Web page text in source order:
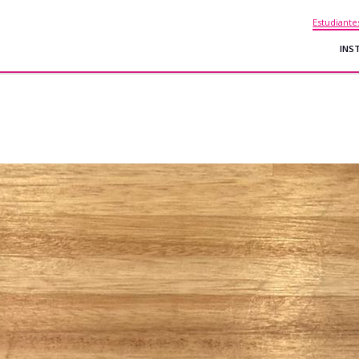
del grabado al
en el vidrio (del
la cerámica y vidrio) –